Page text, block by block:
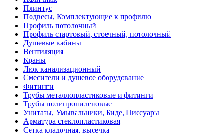
Плинтус
Подвесы, Комплектующие к профилю
Профиль потолочный
Профиль стартовый, стоечный, потолочный
Душевые кабины
Вентиляция
Краны
Люк канализационный
Смесители и душевое оборудование
Фитинги
Трубы металлопластиковые и фитинги
Трубы полипропиленовые
Унитазы, Умывальники, Биде, Писсуары
Арматура стеклопластиковая
Сетка кладочная, высечка